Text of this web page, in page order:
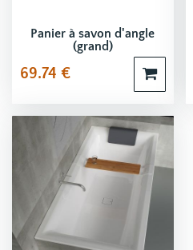
Panier à savon d'angle
(grand)
69.74 €